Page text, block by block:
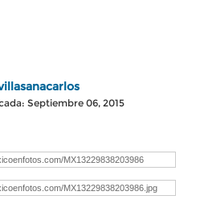
Septiembre 06, 2015